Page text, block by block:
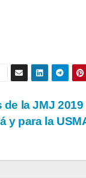
la JMJ 2019
y para la